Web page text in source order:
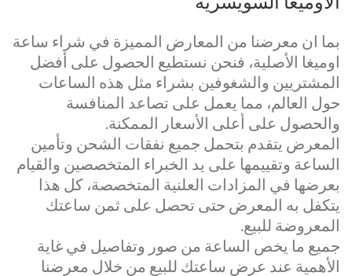
بما ان معرضنا من المعارض المميزة في شراء ساعة
اوميغا الأصلية، فنحن نستطيع الحصول على أفضل
المشتريين والشغوفين بشراء مثل هذه الساعات
حول العالم، مما يعمل على تصاعد المنافسة
والحصول على أعلى الأسعار الممكنة.
المعرض يتقدم بتحمل جميع نفقات الشحن وتأمين
الساعة وتقييمها على يد الخبراء المتخصصين والقيام
بعرضها في المزادات العلنية المتخصصة، كل هذا
يتكفل به المعرض حتى تحصل على ثمن ساعتك
المعروضة للبيع.
جميع ما يخص الساعة من صور وتفاصيل في غاية
الأهمية عند عرض ساعتك للبيع من خلال معرضنا